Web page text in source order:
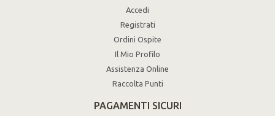
Accedi
Registrati
Ordini Ospite
Il Mio Profilo
Assistenza Online
Raccolta Punti
PAGAMENTI SICURI